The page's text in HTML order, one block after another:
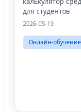
для студентов
2026-05-19
Онлайн-обучение